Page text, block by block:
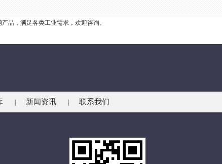
品，满足各类工业需求，欢迎咨询。
新闻资讯 联系我们